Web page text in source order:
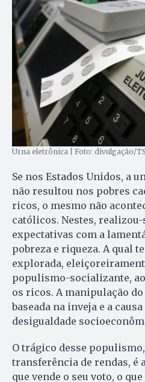
Urna eletrônica | Foto: divulgação/
Se nos Estados Unidos, a
não resultou nos pobres
ricos, o mesmo não
católicos. Nestes, realizou-
expectativas com a
pobreza e riqueza. A qual
explorada,
populismo-socializante,
os ricos. A manipulação
baseada na inveja e a
desigualdade
O trágico desse populismo,
transferência de rendas, é
que vende o seu voto, o